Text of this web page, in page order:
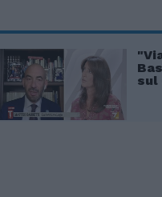
sul